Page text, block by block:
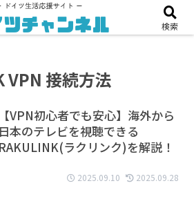
送『Amazonグローバル』の使い方
VPN 接続方法
【VPN初心者でも安心】海外から
日本のテレビを視聴できる
RAKULINK(ラクリンク)を解説！
2025.09.10 2025.09.28
検索